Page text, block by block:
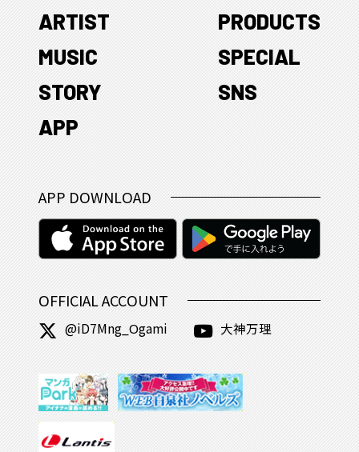
ARTIST
MUSIC
STORY
APP
PRODUCTS
SPECIAL
SNS
APP DOWNLOAD
OFFICIAL ACCOUNT
@iD7Mng_Ogami 大神万理